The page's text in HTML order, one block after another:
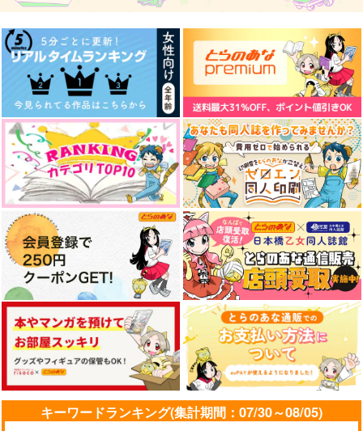
キーワードランキング(集計期間：07/30～08/05)